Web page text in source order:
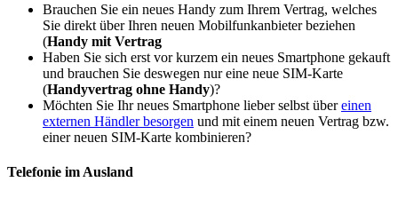
Brauchen Sie ein neues Handy zum Ihrem Vertrag, welches
Sie direkt über Ihren neuen Mobilfunkanbieter beziehen
(Handy mit Vertrag
Haben Sie sich erst vor kurzem ein neues Smartphone gekauft
und brauchen Sie deswegen nur eine neue SIM-Karte
(Handyvertrag ohne Handy)?
Möchten Sie Ihr neues Smartphone lieber selbst übereinen
externen Händler besorgen und mit einem neuen Vertrag bzw.
einer neuen SIM-Karte kombinieren?
Telefonie im Ausland